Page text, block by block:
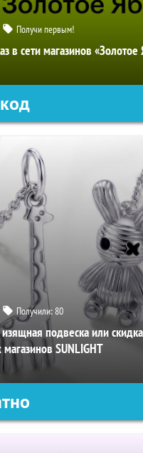
Получи первым!
в сети магазинов «Золотое
Получили:80
подвеска или
SUNLIGHT